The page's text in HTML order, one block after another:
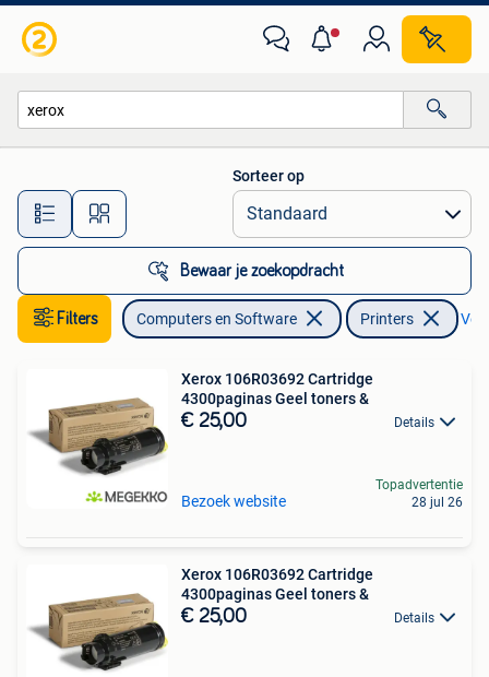
Alle afstanden…
Sorteer op
Bewaar je zoekopdracht
Filters Computers en Software Printers
Xerox 106R03692 Cartridge
4300paginas Geel toners &
€ 25,00 Details
Bezoek website
Topadvertentie
28 jul 26
Xerox 106R03692 Cartridge
4300paginas Geel toners &
€ 25,00 Details